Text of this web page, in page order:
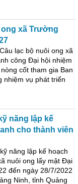
xã Trường
lạc bộ nuôi ong xã
công Đại hội nhiệm
cốt tham gia Ban
nhiệm vụ phát triển
năng lập kế
cho thành viên
năng lập kế hoạch
nuôi ong lấy mật Đại
đến ngày 28/7/2022
Ninh, tỉnh Quảng